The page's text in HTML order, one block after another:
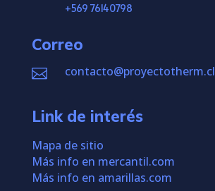
+569 76140798
Correo
 contacto@proyectotherm.cl
Link de interés
Mapa de sitio
Más info en mercantil.com
Más info en amarillas.com